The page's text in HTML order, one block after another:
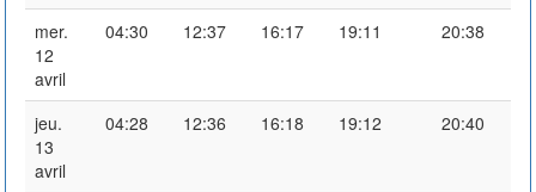
mer.
12
avril
04:30 12:37 16:17 19:11 20:38
jeu.
13
avril
04:28 12:36 16:18 19:12 20:40